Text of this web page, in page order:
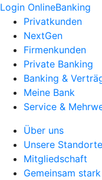
Login OnlineBanking
Privatkunden
NextGen
Firmenkunden
Private Banking
Banking &
Meine Bank
Service &
Über uns
Unsere Standorte
Mitgliedschaft
Gemeinsam